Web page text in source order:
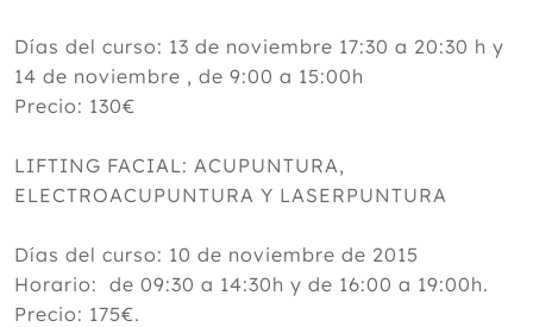
Días del curso: 13 de noviembre 17:30 a 20:30 h y
14 de noviembre , de 9:00 a 15:00h
Precio: 130€
LIFTING FACIAL: ACUPUNTURA,
ELECTROACUPUNTURA Y LASERPUNTURA
Días del curso: 10 de noviembre de 2015
Horario: de 09:30 a 14:30h y de 16:00 a 19:00h.
Precio: 175€.